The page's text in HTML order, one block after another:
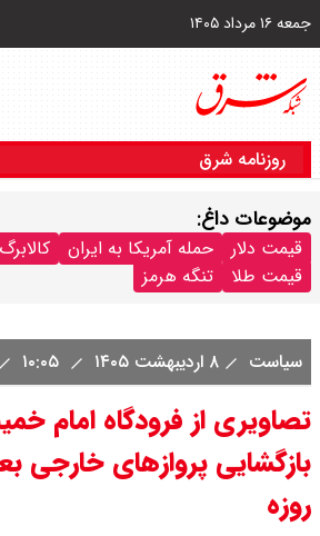
جمعه ۱۶ مرداد ۱۴۰۵
روزنامه شرق
موضوعات داغ:
قیمت دلار حمله آمریکا به ایران
قیمت طلا
تنگه هرمز
سیاست ۸ اردیبهشت ۱۴۰۵
تصاویری از فرودگاه امام
روزه